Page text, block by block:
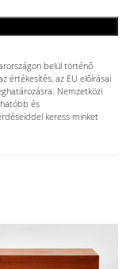
belül történő
értékesítés, az EU előírásai
Nemzetközi
és
keress minket